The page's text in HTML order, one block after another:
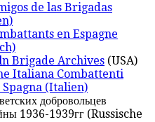
de las Brigadas
en Espagne
Brigade Archives (USA)
Italiana Combattenti
(Italien)
добровольцев
1936-1939гг (Russische